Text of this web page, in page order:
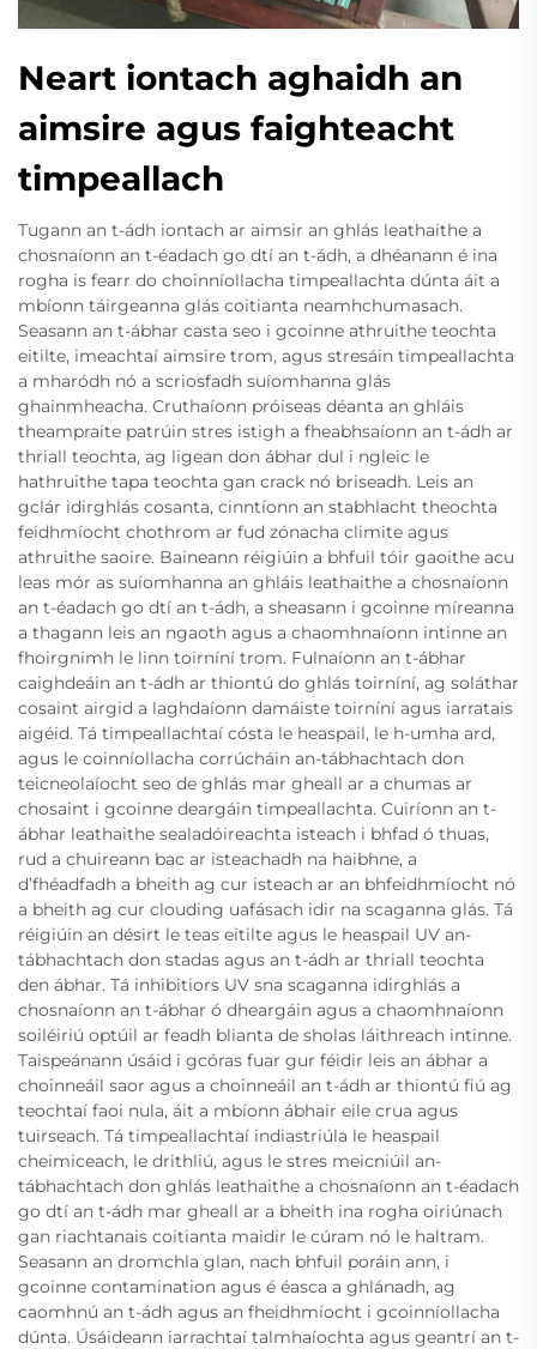
Neart iontach aghaidh an
aimsire agus faighteacht
timpeallach
Tugann an t-ádh iontach ar aimsir an ghlás leathaithe a
chosnaíonn an t-éadach go dtí an t-ádh, a dhéanann é ina
rogha is fearr do choinníollacha timpeallachta dúnta áit a
mbíonn táirgeanna glás coitianta neamhchumasach.
Seasann an t-ábhar casta seo i gcoinne athruithe teochta
eitilte, imeachtaí aimsire trom, agus stresáin timpeallachta
a mharódh nó a scriosfadh suíomhanna glás
ghainmheacha. Cruthaíonn próiseas déanta an ghláis
theampraite patrúin stres istigh a fheabhsaíonn an t-ádh ar
thriall teochta, ag ligean don ábhar dul i ngleic le
hathruithe tapa teochta gan crack nó briseadh. Leis an
gclár idirghlás cosanta, cinntíonn an stabhlacht theochta
feidhmíocht chothrom ar fud zónacha climite agus
athruithe saoire. Baineann réigiúin a bhfuil tóir gaoithe acu
leas mór as suíomhanna an ghláis leathaithe a chosnaíonn
an t-éadach go dtí an t-ádh, a sheasann i gcoinne míreanna
a thagann leis an ngaoth agus a chaomhnaíonn intinne an
fhoirgnimh le linn toirníní trom. Fulnaíonn an t-ábhar
caighdeáin an t-ádh ar thiontú do ghlás toirníní, ag soláthar
cosaint airgid a laghdaíonn damáiste toirníní agus iarratais
aigéid. Tá timpeallachtaí cósta le heaspail, le h-umha ard,
agus le coinníollacha corrúcháin an-tábhachtach don
teicneolaíocht seo de ghlás mar gheall ar a chumas ar
chosaint i gcoinne deargáin timpeallachta. Cuiríonn an t-
ábhar leathaithe sealadóireachta isteach i bhfad ó thuas,
rud a chuireann bac ar isteachadh na haibhne, a
d’fhéadfadh a bheith ag cur isteach ar an bhfeidhmíocht nó
a bheith ag cur clouding uafásach idir na scaganna glás. Tá
réigiúin an désirt le teas eitilte agus le heaspail UV an-
tábhachtach don stadas agus an t-ádh ar thriall teochta
den ábhar. Tá inhibitiors UV sna scaganna idirghlás a
chosnaíonn an t-ábhar ó dheargáin agus a chaomhnaíonn
soiléiriú optúil ar feadh blianta de sholas láithreach intinne.
Taispeánann úsáid i gcóras fuar gur féidir leis an ábhar a
choinneáil saor agus a choinneáil an t-ádh ar thiontú fiú ag
teochtaí faoi nula, áit a mbíonn ábhair eile crua agus
tuirseach. Tá timpeallachtaí indiastriúla le heaspail
cheimiceach, le drithliú, agus le stres meicniúil an-
tábhachtach don ghlás leathaithe a chosnaíonn an t-éadach
go dtí an t-ádh mar gheall ar a bheith ina rogha oiriúnach
gan riachtanais coitianta maidir le cúram nó le haltram.
Seasann an dromchla glan, nach bhfuil poráin ann, i
gcoinne contamination agus é éasca a ghlánadh, ag
caomhnú an t-ádh agus an fheidhmíocht i gcoinníollacha
dúnta. Úsáideann iarrachtaí talmhaíochta agus geantrí an t-